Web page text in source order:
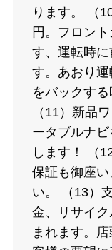
ります。 （
円。フロン
す、運転時
す。あおり
をバックする
（11）新品
ータブルナ
します！ （
保証も御座
い。 （13）
金、リサイ
まれます。